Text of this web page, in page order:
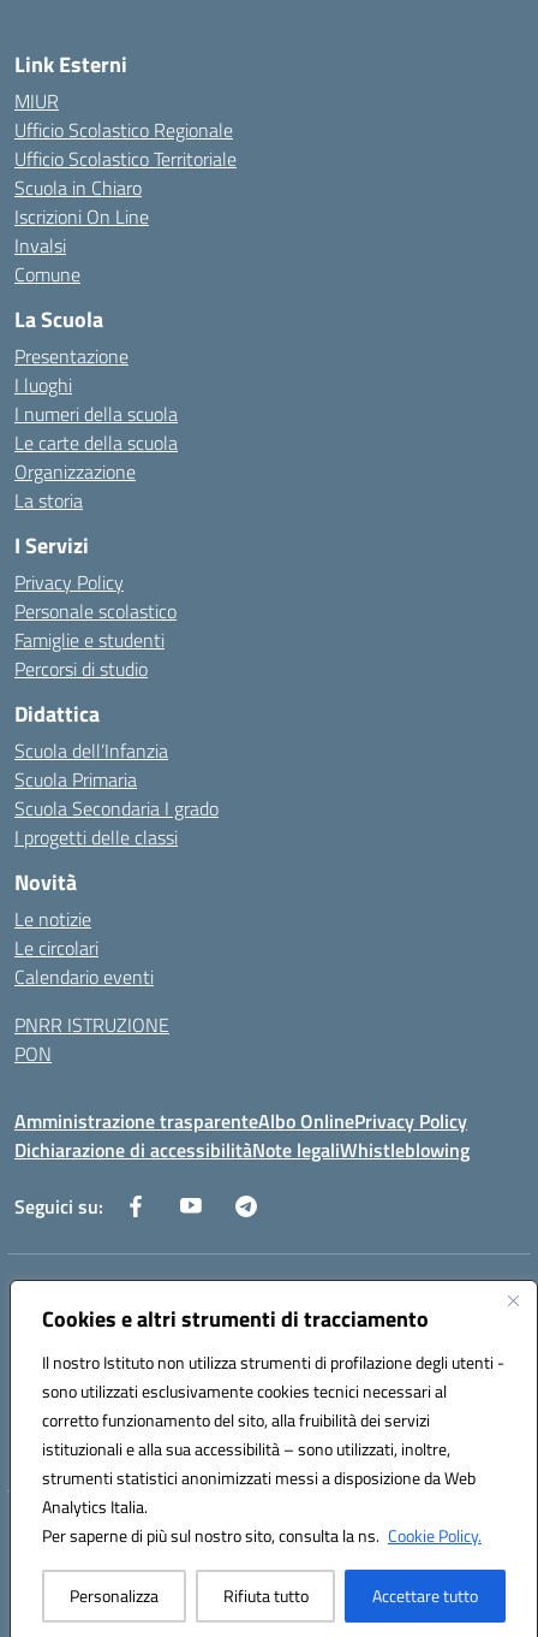
Cookies e altri strumenti di tracciamento
Il nostro Istituto non utilizza strumenti di profilazione degli utenti -
sono utilizzati esclusivamente cookies tecnici necessari al
corretto funzionamento del sito, alla fruibilità dei servizi
istituzionali e alla sua accessibilità – sono utilizzati, inoltre,
strumenti statistici anonimizzati messi a disposizione da Web
Analytics Italia.
Per saperne di più sul nostro sito, consulta la ns. Cookie Policy.
Personalizza Rifiuta tutto Accettare tutto
Link Esterni
MIUR
Ufficio Scolastico Regionale
Ufficio Scolastico Territoriale
Scuola in Chiaro
Iscrizioni On Line
Invalsi
Comune
La Scuola
Presentazione
I luoghi
I numeri della scuola
Le carte della scuola
Organizzazione
La storia
I Servizi
Privacy Policy
Personale scolastico
Famiglie e studenti
Percorsi di studio
Didattica
Scuola dell’Infanzia
Scuola Primaria
Scuola Secondaria I grado
I progetti delle classi
Novità
Le notizie
Le circolari
Calendario eventi
PNRR ISTRUZIONE
PON
Amministrazione trasparenteAlbo OnlinePrivacy Policy
Dichiarazione di accessibilitàNote legaliWhistleblowing
Seguici su:
Indirizzo:
Centralino:0832712132 Email:leic84200l@istruzione.it
Codice fiscale: 80012890754
Codice meccanografico:
LEIC84200L
Codice unico di fatturazione (CUF): UF9DQ6
Hosting & Powered by 3D Solution S.r.l.
Concept & Design by Designers Italia